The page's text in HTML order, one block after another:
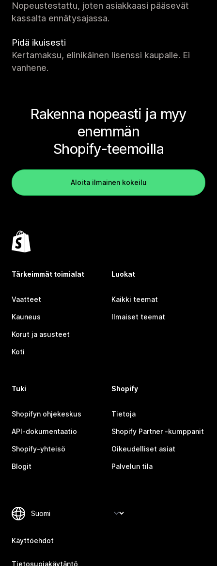
Nopeustestattu, joten asiakkaasi pääsevät
kassalta ennätysajassa.
Pidä ikuisesti
Kertamaksu, elinikäinen lisenssi kaupalle. Ei
vanhene.
Rakenna nopeasti ja myy
enemmän
Shopify-teemoilla
Aloita ilmainen kokeilu
Tärkeimmät toimialat
Vaatteet
Kauneus
Korut ja asusteet
Koti
Luokat
Kaikki teemat
Ilmaiset teemat
Tuki
Shopifyn ohjekeskus
API-dokumentaatio
Shopify-yhteisö
Blogit
Shopify
Tietoja
Shopify Partner ‑kumppanit
Oikeudelliset asiat
Palvelun tila
Käyttöehdot
Tietosuojakäytäntö